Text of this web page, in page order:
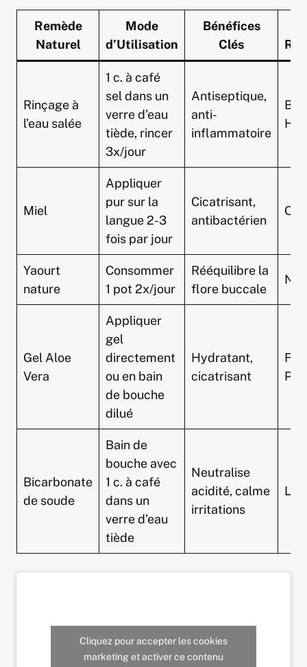
Remède
Naturel
Mode
d’Utilisation
Bénéfices
Clés
Rinçage à
l’eau salée
1 c. à café
sel dans un
verre d’eau
tiède, rincer
3x/jour
Antiseptique,
anti-
inflammatoire
Miel
Appliquer
pur sur la
langue 2-3
fois par jour
Cicatrisant,
antibactérien
Yaourt
nature
Consommer
1 pot 2x/jour
Rééquilibre la
flore buccale
Gel Aloe
Vera
Appliquer
gel
directement
ou en bain
de bouche
dilué
Hydratant,
cicatrisant
Bicarbonate
de soude
Bain de
bouche avec
1 c. à café
dans un
verre d’eau
tiède
Neutralise
acidité, calme
irritations
Cliquez pour accepter les cookies
marketing et activer ce contenu